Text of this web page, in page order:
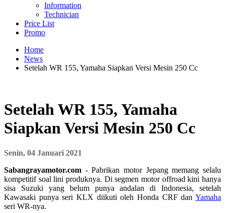
Information
Technician
Price List
Promo
Home
News
Setelah WR 155, Yamaha Siapkan Versi Mesin 250 Cc
Setelah WR 155, Yamaha
Siapkan Versi Mesin 250 Cc
Senin, 04 Januari 2021
Sabangrayamotor.com - Pabrikan motor Jepang memang selalu
kompetitif soal lini produknya. Di segmen motor offroad kini hanya
sisa Suzuki yang belum punya andalan di Indonesia, setelah
Kawasaki punya seri KLX diikuti oleh Honda CRF dan Yamaha
seri WR-nya.